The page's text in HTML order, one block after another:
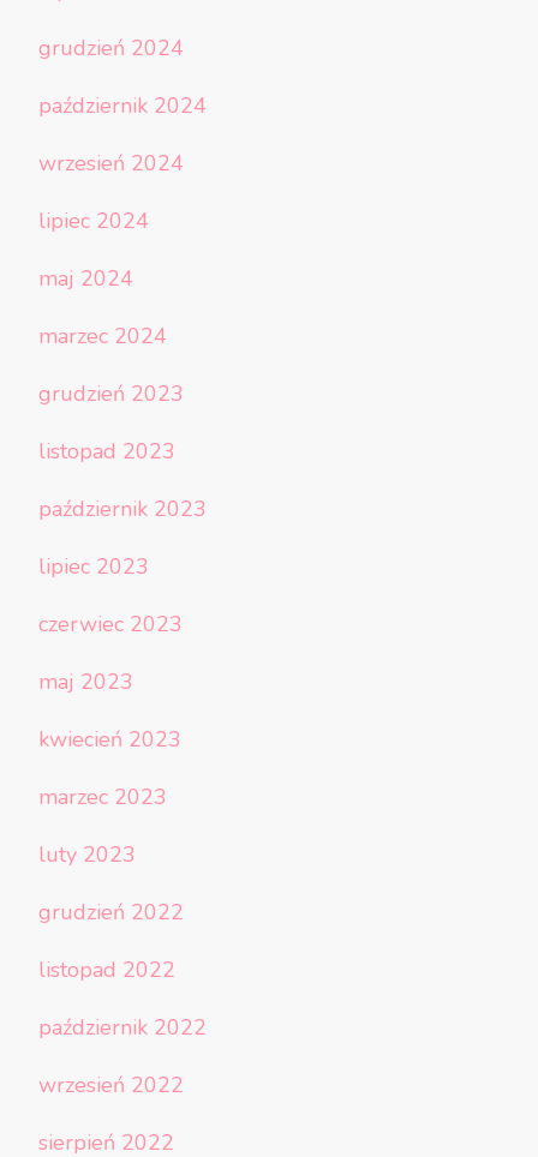
grudzień 2024
październik 2024
wrzesień 2024
lipiec 2024
maj 2024
marzec 2024
grudzień 2023
listopad 2023
październik 2023
lipiec 2023
czerwiec 2023
maj 2023
kwiecień 2023
marzec 2023
luty 2023
grudzień 2022
listopad 2022
październik 2022
wrzesień 2022
sierpień 2022